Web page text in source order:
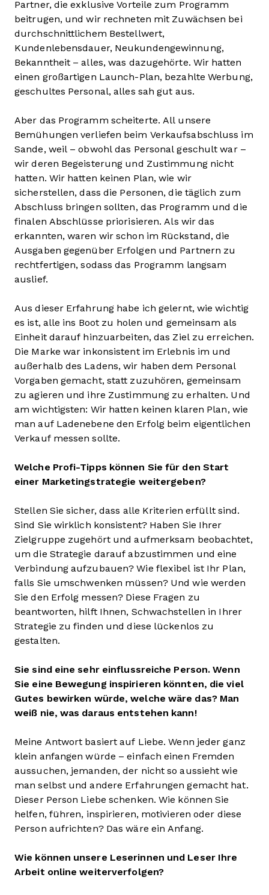
Partner, die exklusive Vorteile zum Programm
beitrugen, und wir rechneten mit Zuwächsen bei
durchschnittlichem Bestellwert,
Kundenlebensdauer, Neukundengewinnung,
Bekanntheit – alles, was dazugehörte. Wir hatten
einen großartigen Launch-Plan, bezahlte Werbung,
geschultes Personal, alles sah gut aus.
Aber das Programm scheiterte. All unsere
Bemühungen verliefen beim Verkaufsabschluss im
Sande, weil – obwohl das Personal geschult war –
wir deren Begeisterung und Zustimmung nicht
hatten. Wir hatten keinen Plan, wie wir
sicherstellen, dass die Personen, die täglich zum
Abschluss bringen sollten, das Programm und die
finalen Abschlüsse priorisieren. Als wir das
erkannten, waren wir schon im Rückstand, die
Ausgaben gegenüber Erfolgen und Partnern zu
rechtfertigen, sodass das Programm langsam
auslief.
Aus dieser Erfahrung habe ich gelernt, wie wichtig
es ist, alle ins Boot zu holen und gemeinsam als
Einheit darauf hinzuarbeiten, das Ziel zu erreichen.
Die Marke war inkonsistent im Erlebnis im und
außerhalb des Ladens, wir haben dem Personal
Vorgaben gemacht, statt zuzuhören, gemeinsam
zu agieren und ihre Zustimmung zu erhalten. Und
am wichtigsten: Wir hatten keinen klaren Plan, wie
man auf Ladenebene den Erfolg beim eigentlichen
Verkauf messen sollte.
Welche Profi-Tipps können Sie für den Start
einer Marketingstrategie weitergeben?
Stellen Sie sicher, dass alle Kriterien erfüllt sind.
Sind Sie wirklich konsistent? Haben Sie Ihrer
Zielgruppe zugehört und aufmerksam beobachtet,
um die Strategie darauf abzustimmen und eine
Verbindung aufzubauen? Wie flexibel ist Ihr Plan,
falls Sie umschwenken müssen? Und wie werden
Sie den Erfolg messen? Diese Fragen zu
beantworten, hilft Ihnen, Schwachstellen in Ihrer
Strategie zu finden und diese lückenlos zu
gestalten.
Sie sind eine sehr einflussreiche Person. Wenn
Sie eine Bewegung inspirieren könnten, die viel
Gutes bewirken würde, welche wäre das? Man
weiß nie, was daraus entstehen kann!
Meine Antwort basiert auf Liebe. Wenn jeder ganz
klein anfangen würde – einfach einen Fremden
aussuchen, jemanden, der nicht so aussieht wie
man selbst und andere Erfahrungen gemacht hat.
Dieser Person Liebe schenken. Wie können Sie
helfen, führen, inspirieren, motivieren oder diese
Person aufrichten? Das wäre ein Anfang.
Wie können unsere Leserinnen und Leser Ihre
Arbeit online weiterverfolgen?